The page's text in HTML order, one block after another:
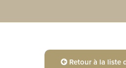
Retour à la liste